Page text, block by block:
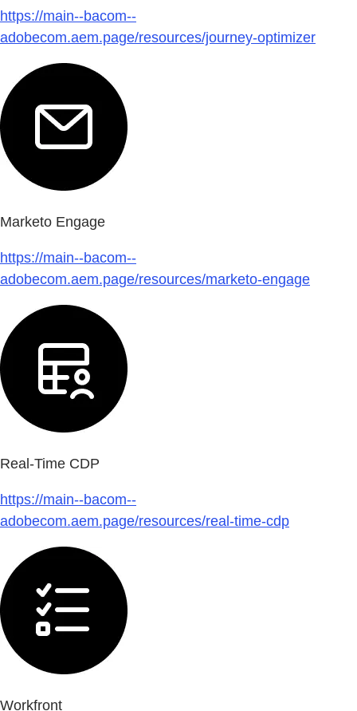
https://main--bacom--
adobecom.aem.page/resources/journey-optimizer
Marketo Engage
https://main--bacom--
adobecom.aem.page/resources/marketo-engage
Real-Time CDP
https://main--bacom--
adobecom.aem.page/resources/real-time-cdp
Workfront